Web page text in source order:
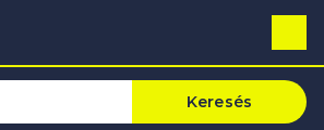
Keresés